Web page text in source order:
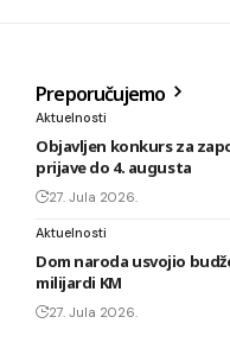
Preporučujemo
Aktuelnosti
Objavljen konkurs za
prijave do 4. augusta
27. Jula 2026.
Aktuelnosti
Dom naroda usvojio
milijardi KM
27. Jula 2026.